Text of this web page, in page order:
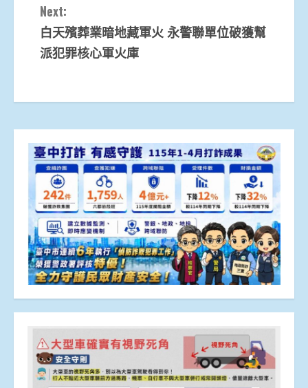
Next:
白天殯葬業暗地藏軍火 永警聯單位破獲幫
派犯罪核心軍火庫